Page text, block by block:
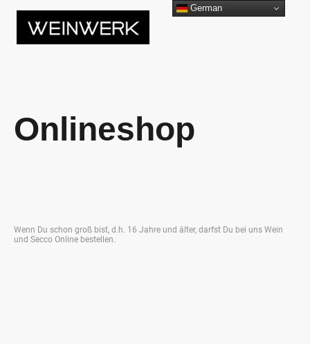
Onlineshop
Wenn Du schon groß bist, d.h. 16 Jahre und älter, darfst Du bei uns Wein
und Secco Online bestellen.
German